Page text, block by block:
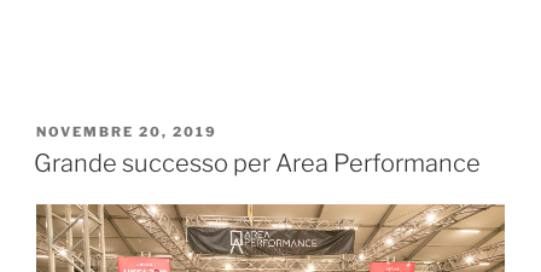
PUBBLICATO
IL
NOVEMBRE 20, 2019
Grande successo per Area Performance